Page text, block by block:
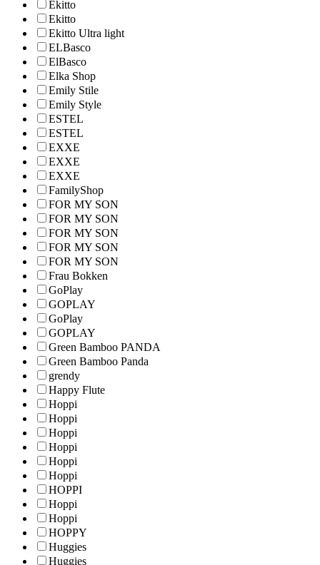
Ekitto
Ekitto
Ekitto Ultra light
ELBasco
ElBasco
Elka Shop
Emily Stile
Emily Style
ESTEL
ESTEL
EXXE
EXXE
EXXE
FamilyShop
FOR MY SON
FOR MY SON
FOR MY SON
FOR MY SON
FOR MY SON
Frau Bokken
GoPlay
GOPLAY
GoPlay
GOPLAY
Green Bamboo PANDA
Green Bamboo Panda
grendy
Happy Flute
Hoppi
Hoppi
Hoppi
Hoppi
Hoppi
Hoppi
HOPPI
Hoppi
Hoppi
HOPPY
Huggies
Huggies